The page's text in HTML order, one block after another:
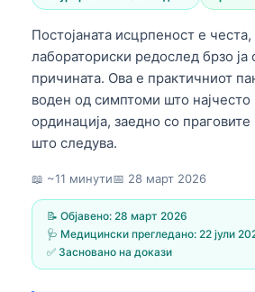
Постојаната исцрпеност е
лабораториски редослед брзо ја
причината. Ова е практичниот
воден од симптоми што најчесто
ординација, заедно со
што следува.
📖 ~11 минути📅 28 март 2026
📝 Објавено: 28 март 2026
🩺 Медицински прегледано: 22 јули
✅ Засновано на докази